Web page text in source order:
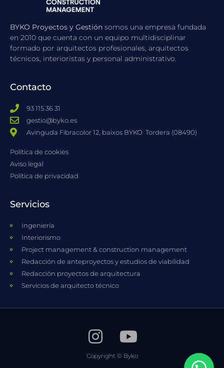
BYKO Proyectos y Gestión somos una empresa fundada
en 2010 que cuenta con un equipo multidisciplinar
formado por arquitectos profesionales, arquitectos
técnicos, interioristas y personal administrativo.
Contacto
93 115 36 31
gestio@byko.es
Avinguda Fibracolor 12, baixos BYKO ​ Tordera (08490)
Política de cookies
Aviso legal
Política de privacidad
Servicios
Ingeniería
Interiorismo
Project management & construction management
Redacción de anteproyectos y estudios de viabilidad
Redacción proyectos de arquitectura
Servicios de arquitecto técnico
Copyright © Byko